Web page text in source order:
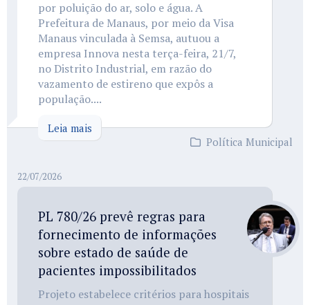
por poluição do ar, solo e água. A
Prefeitura de Manaus, por meio da Visa
Manaus vinculada à Semsa, autuou a
empresa Innova nesta terça-feira, 21/7,
no Distrito Industrial, em razão do
vazamento de estireno que expôs a
população....
Leia mais
Política Municipal
22/07/2026
PL 780/26 prevê regras para
fornecimento de informações
sobre estado de saúde de
pacientes impossibilitados
Projeto estabelece critérios para hospitais